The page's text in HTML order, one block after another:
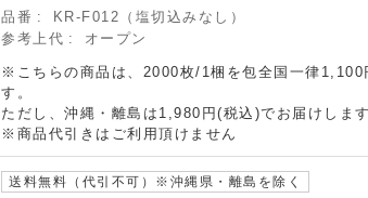
品番
KR-F012（塩切込みなし）
参考上代
オープン
※こちらの商品は、2000枚/1梱を包全国一律1,100
す。
ただし、沖縄・離島は1,980円(税込)でお届けします
※商品代引きはご利用頂けません
送料無料（代引不可）※沖縄県・離島を除く